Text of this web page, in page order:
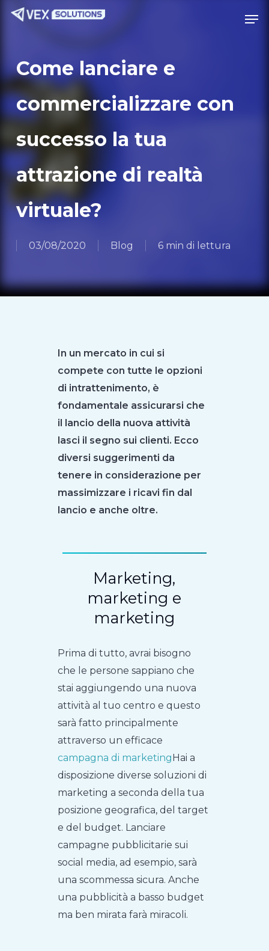
principale
Come lanciare e
commercializzare con
successo la tua
attrazione di realtà
virtuale?
03/08/2020 Blog 6 min di lettura
In un mercato in cui si
compete con tutte le opzioni
di intrattenimento, è
fondamentale assicurarsi che
il lancio della nuova attività
lasci il segno sui clienti. Ecco
diversi suggerimenti da
tenere in considerazione per
massimizzare i ricavi fin dal
lancio e anche oltre.
Marketing,
marketing e
marketing
Prima di tutto, avrai bisogno
che le persone sappiano che
stai aggiungendo una nuova
attività al tuo centro e questo
sarà fatto principalmente
attraverso un efficace
campagna di marketingHai a
disposizione diverse soluzioni di
marketing a seconda della tua
posizione geografica, del target
e del budget. Lanciare
campagne pubblicitarie sui
social media, ad esempio, sarà
una scommessa sicura. Anche
una pubblicità a basso budget
ma ben mirata farà miracoli.